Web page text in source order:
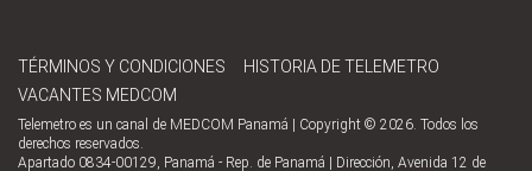
TÉRMINOS Y CONDICIONES
HISTORIA DE TELEMETRO
VACANTES MEDCOM
Telemetro es un canal de MEDCOM Panamá | Copyright © 2026. Todos los
derechos reservados.
Apartado 0834-00129, Panamá - Rep. de Panamá | Dirección, Avenida 12 de